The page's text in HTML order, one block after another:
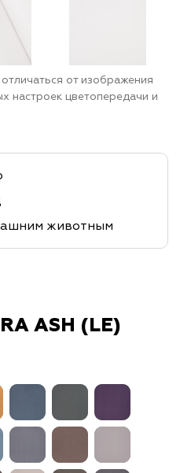
от изображения
настроек цветопередачи и
животным
ASH (LE)